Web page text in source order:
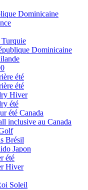
Dominicaine
Dominicaine
été
été
Hiver
été
été Canada
inclusive au Canada
Brésil
Japon
été
Hiver
Soleil